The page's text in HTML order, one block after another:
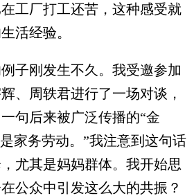
工厂打工还苦，这种感受就
活经验。
刚发生不久。我受邀参加
、周轶君进行了一场对谈，
句后来被广泛传播的“金
家务劳动。”我注意到这句话
尤其是妈妈群体。我开始思
公众中引发这么大的共振？